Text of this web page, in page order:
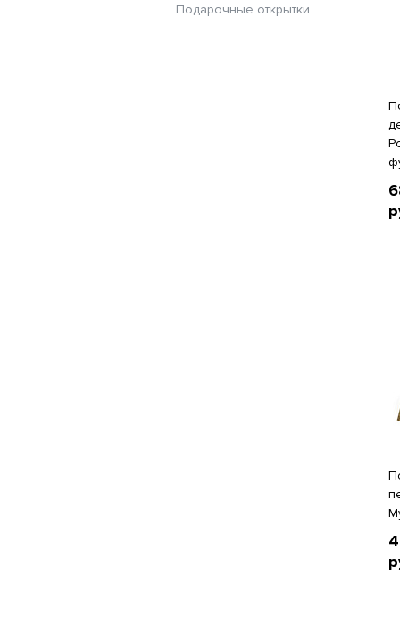
Подарочные открытки